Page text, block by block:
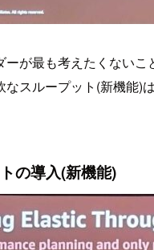
ーが最も考えたくないこ
スループット(新機能)
の導入(新機能)